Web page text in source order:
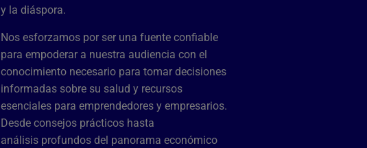
y la diáspora.
Nos esforzamos por ser una fuente confiable
para empoderar a nuestra audiencia con el
conocimiento necesario para tomar decisiones
informadas sobre su salud y recursos
esenciales para emprendedores y empresarios.
Desde consejos prácticos hasta
análisis profundos del panorama económico